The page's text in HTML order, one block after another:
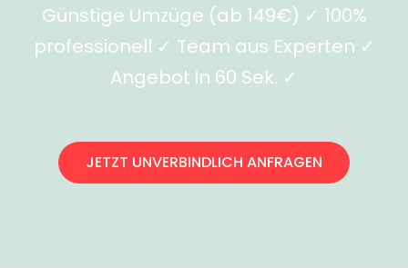
Günstige Umzüge (ab 149€) ✓ 100%
professionell ✓ Team aus Experten ✓
Angebot in 60 Sek. ✓
JETZT UNVERBINDLICH ANFRAGEN